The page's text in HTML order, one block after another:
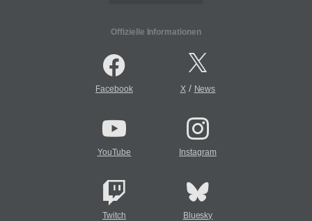
Offizielle Informationen
Facebook X/ News
YouTube Instagram
Twitch Bluesky